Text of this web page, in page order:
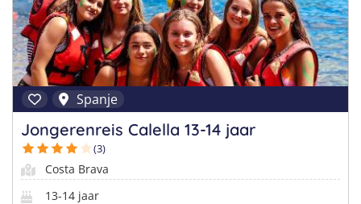
Spanje
Jongerenreis Calella 13-14 jaar
(3)
Costa Brava
13-14 jaar